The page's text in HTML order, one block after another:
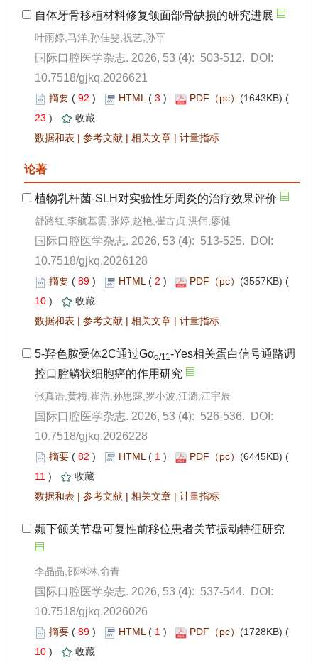
): 503-512. DOI:
10.7518/gjkq.2026621
92 ) 3 )
23 )
|
| |
): 513-525. DOI:
10.7518/gjkq.2026128
89 ) 2 )
10 )
|
| |
): 526-536. DOI:
10.7518/gjkq.2026228
82 ) 1 )
11 )
|
| |
): 537-544. DOI:
10.7518/gjkq.2026026
89 ) 1 )
10 )